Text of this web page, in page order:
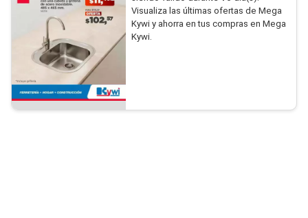
Visualiza las últimas ofertas de Mega
Kywi y ahorra en tus compras en Mega
Kywi.